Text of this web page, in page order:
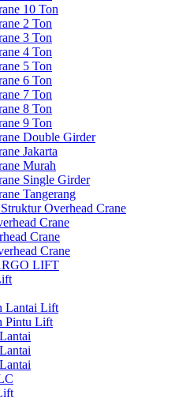
10 Ton
2 Ton
3 Ton
4 Ton
5 Ton
6 Ton
7 Ton
8 Ton
9 Ton
Double Girder
Jakarta
Murah
Single Girder
Tangerang
Overhead Crane
Crane
Crane
Crane
LIFT
Lantai Lift
Pintu Lift